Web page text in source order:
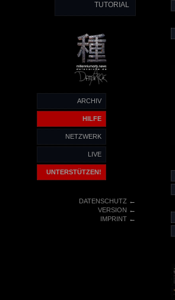
TUTORIAL
ARCHIV
HILFE
NETZWERK
LIVE
UNTERSTÜTZEN!
DATENSCHUTZ←
VERSION ←
IMPRINT←